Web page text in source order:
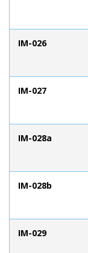
IM-026
IM-027
IM-028a
IM-028b
IM-029